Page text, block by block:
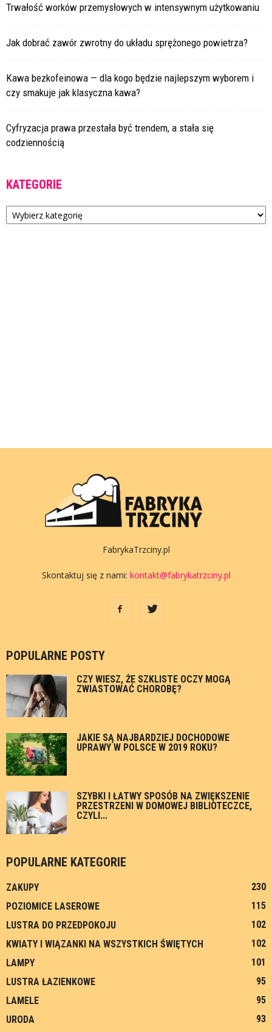
Trwałość worków przemysłowych w intensywnym użytkowaniu
Jak dobrać zawór zwrotny do układu sprężonego powietrza?
Kawa bezkofeinowa — dla kogo będzie najlepszym wyborem i
czy smakuje jak klasyczna kawa?
Cyfryzacja prawa przestała być trendem, a stała się
codziennością
KATEGORIE
Kategorie
FabrykaTrzciny.pl
Skontaktuj się z nami: kontakt@fabrykatrzciny.pl
POPULARNE POSTY
CZY WIESZ, ŻE SZKLISTE OCZY MOGĄ
ZWIASTOWAĆ CHOROBĘ?
JAKIE SĄ NAJBARDZIEJ DOCHODOWE
UPRAWY W POLSCE W 2019 ROKU?
SZYBKI I ŁATWY SPOSÓB NA ZWIĘKSZENIE
PRZESTRZENI W DOMOWEJ BIBLIOTECZCE,
CZYLI...
POPULARNE KATEGORIE
ZAKUPY
230
POZIOMICE LASEROWE
115
LUSTRA DO PRZEDPOKOJU
102
KWIATY I WIĄZANKI NA WSZYSTKICH ŚWIĘTYCH
102
LAMPY
101
LUSTRA ŁAZIENKOWE
95
LAMELE
95
URODA
93